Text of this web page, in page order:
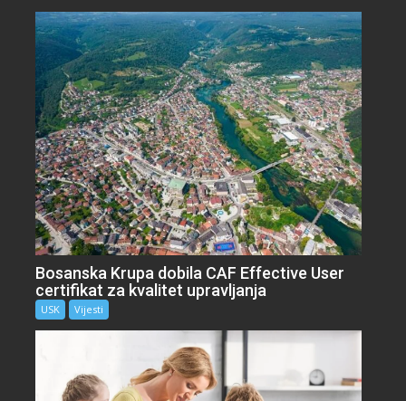
Bosanska Krupa dobila CAF Effective User
certifikat za kvalitet upravljanja
USK Vijesti